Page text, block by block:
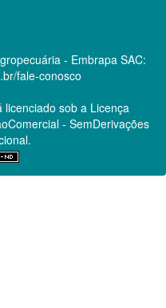
- Embrapa SAC:
fale-conosco
sob a Licença
- SemDerivações